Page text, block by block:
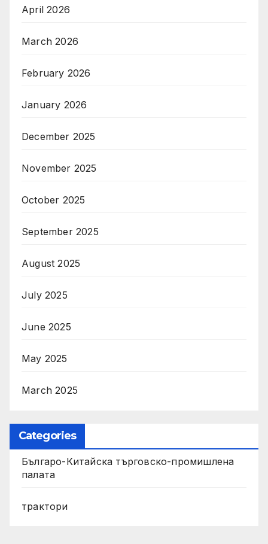
April 2026
March 2026
February 2026
January 2026
December 2025
November 2025
October 2025
September 2025
August 2025
July 2025
June 2025
May 2025
March 2025
Categories
Българо-Китайска търговско-промишлена
палата
трактори